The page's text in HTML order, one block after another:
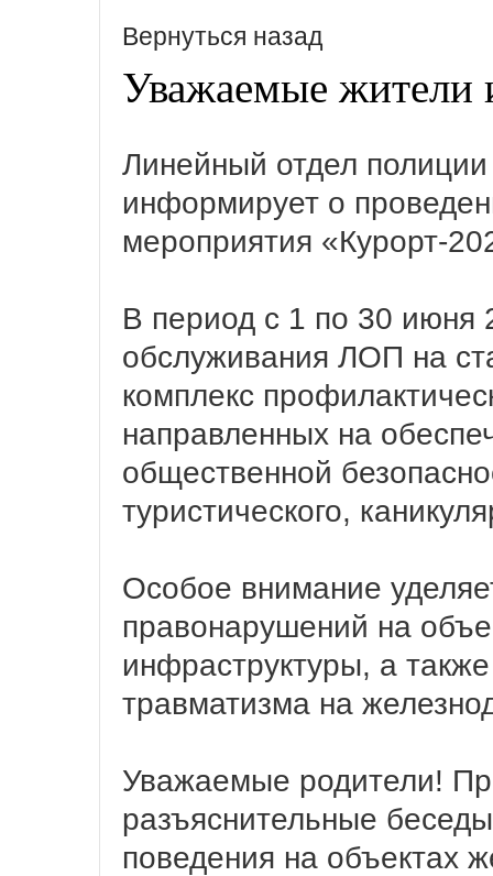
Вернуться назад
Уважаемые жители
Линейный отдел
информирует о
мероприятия «Курорт-
В период с 1 по 30 июня
обслуживания ЛОП на
комплекс
направленных на
общественной
туристического,
Особое внимание
правонарушений на
инфраструктуры, а
травматизма на
Уважаемые родители!
разъяснительные
поведения на объектах